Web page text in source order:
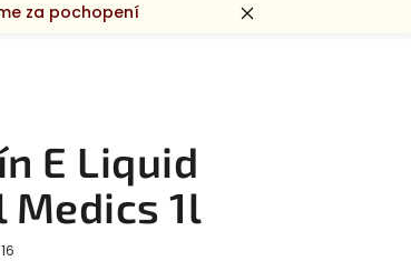
za pochopení
E Liquid
Medics 1l